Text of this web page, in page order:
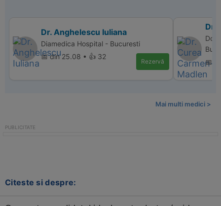
Dr. Anghelescu Iuliana
Diamedica Hospital - Bucuresti
📅 din 25.08 • 👍 32
Rezervă
Dr.
📅
Mai multi medici >
Citeste si despre: